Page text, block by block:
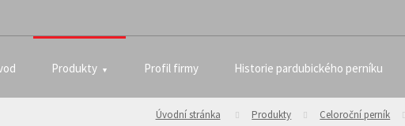
Produkty Profil firmy Historie pardubického perníku
Úvodní stránka Produkty Celoroční perník